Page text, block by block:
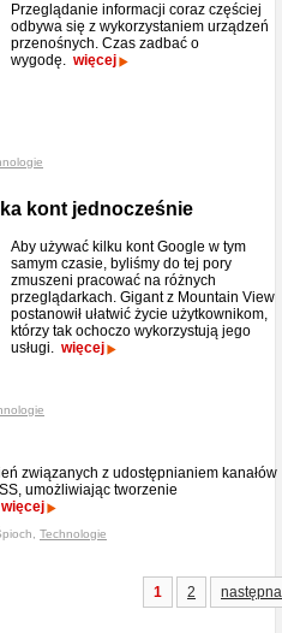
Przeglądanie informacji coraz częściej
odbywa się z wykorzystaniem urządzeń
przenośnych. Czas zadbać o
wygodę. więcej
kont jednocześnie
Aby używać kilku kont Google w tym
samym czasie, byliśmy do tej pory
zmuszeni pracować na różnych
przeglądarkach. Gigant z Mountain View
postanowił ułatwić życie użytkownikom,
którzy tak ochoczo wykorzystują jego
usługi. więcej
związanych z udostępnianiem kanałów
umożliwiając tworzenie
więcej
Technologie
1 2 następna